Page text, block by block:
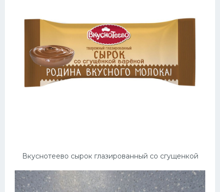
Вкуснотеево сырок глазированный со сгущенкой